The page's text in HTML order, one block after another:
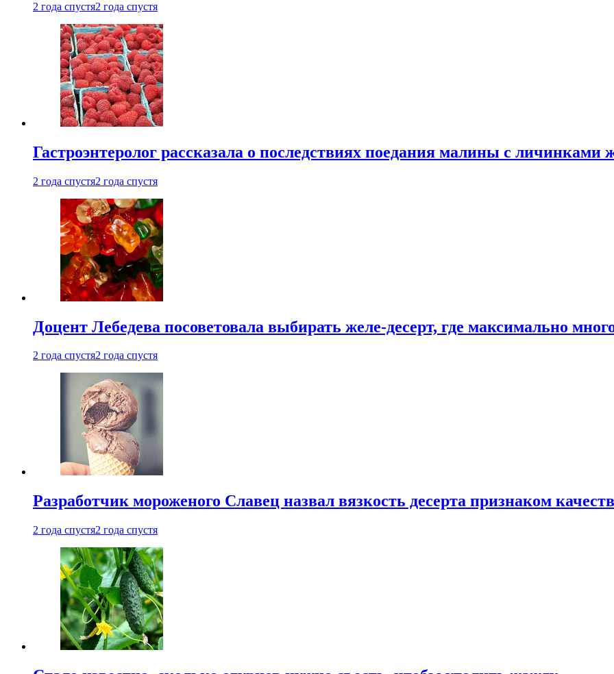
2 года спустя2 года спустя
Гастроэнтеролог рассказала о последствиях поедания малины с личинками
2 года спустя2 года спустя
Доцент Лебедева посоветовала выбирать желе-десерт, где максимально
2 года спустя2 года спустя
Разработчик мороженого Славец назвал вязкость десерта признаком
2 года спустя2 года спустя